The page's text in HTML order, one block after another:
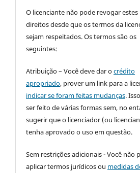
O licenciante não pode revogar estes
direitos desde que os termos da
sejam respeitados. Os termos são os
seguintes:
Atribuição – Você deve dar ocrédito
apropriado, prover um link para a
indicar se foram feitas mudanças.
ser feito de várias formas sem, no
sugerir que o licenciador (ou
tenha aprovado o uso em questão.
Sem restrições adicionais - Você não
aplicar termos jurídicos ou medidas